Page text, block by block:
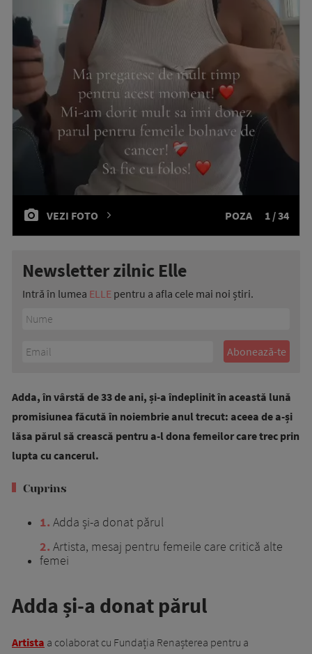
VEZI FOTO POZA 1 / 34
Newsletter zilnic Elle
Intră în lumea ELLE pentru a afla cele mai noi știri.
Adda, în vârstă de 33 de ani, și-a îndeplinit în această lună
promisiunea făcută în noiembrie anul trecut: aceea de a-și
lăsa părul să crească pentru a-l dona femeilor care trec prin
lupta cu cancerul.
Cuprins
1 Adda și-a donat părul
2 Artista, mesaj pentru femeile care critică alte
femei
Adda și-a donat părul
Artista a colaborat cu Fundația Renașterea pentru a